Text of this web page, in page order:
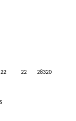
II 22 22 28320